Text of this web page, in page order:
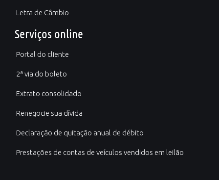
Letra de Câmbio
Serviços online
Portal do cliente
2ª via do boleto
Extrato consolidado
Renegocie sua dívida
Declaração de quitação anual de débito
Prestações de contas de veículos vendidos em leilão